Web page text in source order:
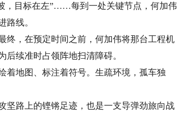
，目标在左”……每到一处关键节点，何加伟
路线。
，在预定时间之前，何加伟将那台工程机
续准时占领阵地扫清障碍。
地图、标注着符号。生疏环境，孤车独
路上的铿锵足迹，也是一支导弹劲旅向战